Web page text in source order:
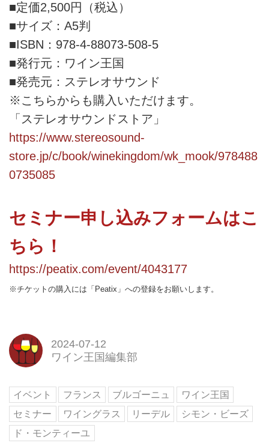
■定価2,500円（税込）
■サイズ：A5判
■ISBN：978-4-88073-508-5
■発行元：ワイン王国
■発売元：ステレオサウンド
※こちらからも購入いただけます。
「ステレオサウンドストア」
https://www.stereosound-
store.jp/c/book/winekingdom/wk_mook/978488
0735085
セミナー申し込みフォームはこ
ちら！
https://peatix.com/event/4043177
※チケットの購入には「Peatix」への登録をお願いします。
2024-07-12
ワイン王国編集部
イベント フランス ブルゴーニュ
ワイン王国
セミナー
ワイングラス リーデル
シモン・ビーズ
ド・モンティーユ